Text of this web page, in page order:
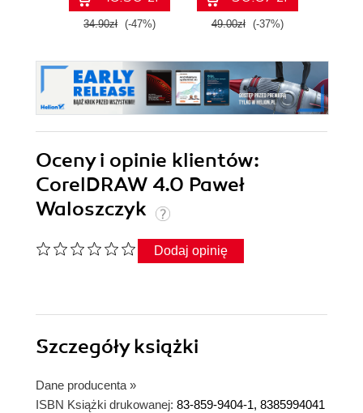
34.90zł (-47%) 49.00zł (-37%)
Oceny i opinie klientów:
CorelDRAW 4.0 Paweł
Waloszczyk
Dodaj opinię
Szczegółyksiążki
Dane producenta »
ISBN Książki drukowanej: 83-859-9404-1, 8385994041